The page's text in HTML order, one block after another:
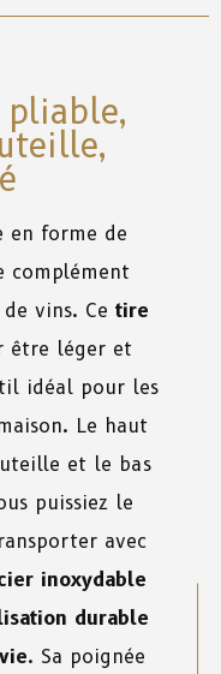
pliable,
en forme de
complément
vins. Ce tire
être léger et
idéal pour les
Le haut
et le bas
puissiez le
avec
inoxydable
durable
. Sa poignée